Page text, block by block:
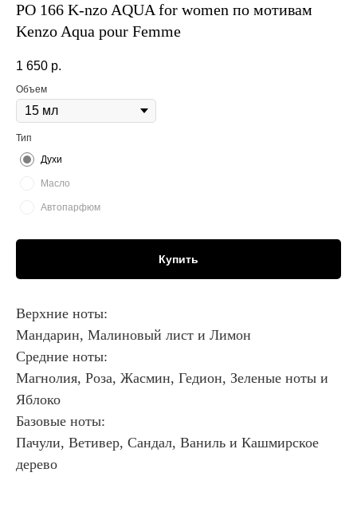
PO 166 K-nzo AQUA for women по мотивам
Kenzo Aqua pour Femme
1 650 р.
Объем
Тип
Духи
Масло
Автопарфюм
Купить
Верхние ноты:
Мандарин, Малиновый лист и Лимон
Средние ноты:
Магнолия, Роза, Жасмин, Гедион, Зеленые ноты и
Яблоко
Базовые ноты:
Пачули, Ветивер, Сандал, Ваниль и Кашмирское
дерево